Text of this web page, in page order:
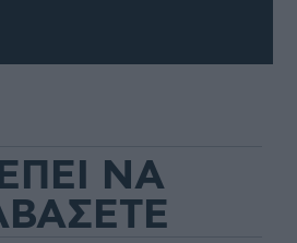
ΝΑ